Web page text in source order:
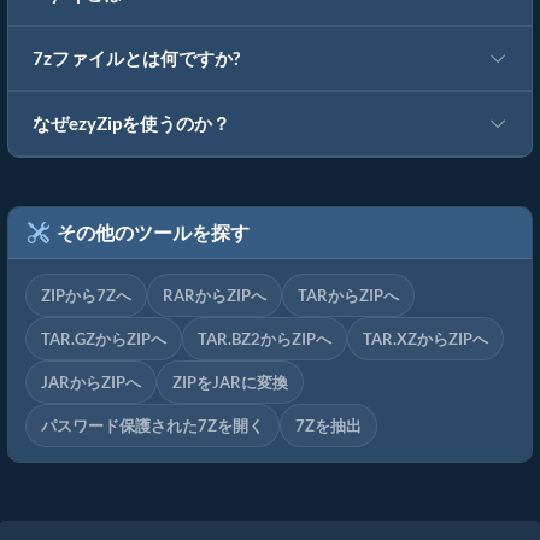
7zファイルとは何ですか?
なぜezyZipを使うのか？
その他のツールを探す
ZIPから7Zへ RARからZIPへ TARからZIPへ
TAR.GZからZIPへ TAR.BZ2からZIPへ TAR.XZからZIPへ
JARからZIPへ ZIPをJARに変換
パスワード保護された7Zを開く 7Zを抽出